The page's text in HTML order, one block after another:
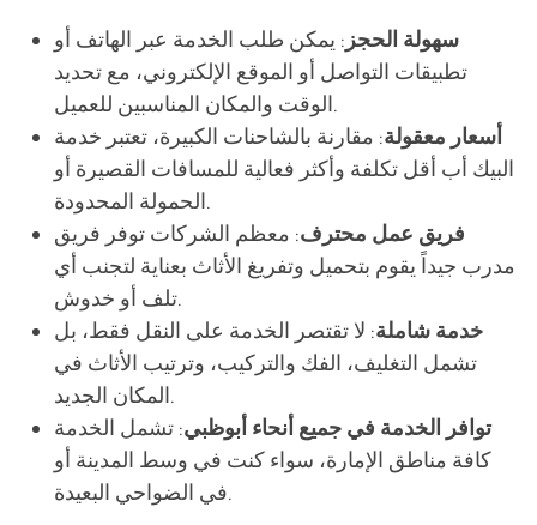
سهولة الحجز : يمكن طلب الخدمة عبر الهاتف أو
تطبيقات التواصل أو الموقع الإلكتروني، مع تحديد
الوقت والمكان المناسبين للعميل.
أسعار معقولة: مقارنة بالشاحنات الكبيرة، تعتبر خدمة
البيك أب أقل تكلفة وأكثر فعالية للمسافات القصيرة أو
الحمولة المحدودة.
فريق عمل محترف: معظم الشركات توفر فريق
مدرب جيداً يقوم بتحميل وتفريغ الأثاث بعناية لتجنب أي
تلف أو خدوش.
خدمة شاملة: لا تقتصر الخدمة على النقل فقط، بل
تشمل التغليف، الفك والتركيب، وترتيب الأثاث في
المكان الجديد.
توافر الخدمة في جميع أنحاء أبوظبي: تشمل الخدمة
كافة مناطق الإمارة، سواء كنت في وسط المدينة أو
في الضواحي البعيدة.